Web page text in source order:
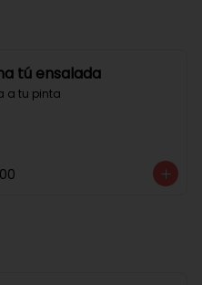
tú ensalada
a tu pinta